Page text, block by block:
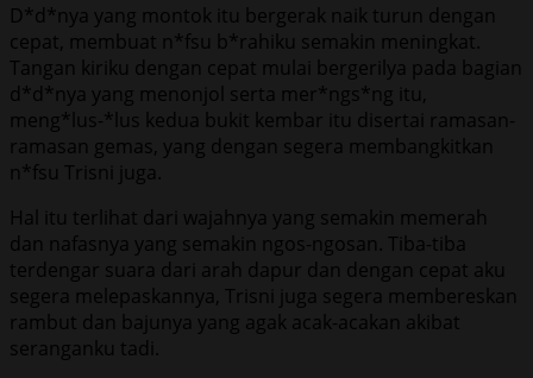
D*d*nya yang montok itu bergerak naik turun dengan
cepat, membuat n*fsu b*rahiku semakin meningkat.
Tangan kiriku dengan cepat mulai bergerilya pada bagian
d*d*nya yang menonjol serta mer*ngs*ng itu,
meng*lus-*lus kedua bukit kembar itu disertai ramasan-
ramasan gemas, yang dengan segera membangkitkan
n*fsu Trisni juga.
Hal itu terlihat dari wajahnya yang semakin memerah
dan nafasnya yang semakin ngos-ngosan. Tiba-tiba
terdengar suara dari arah dapur dan dengan cepat aku
segera melepaskannya, Trisni juga segera membereskan
rambut dan bajunya yang agak acak-acakan akibat
seranganku tadi.